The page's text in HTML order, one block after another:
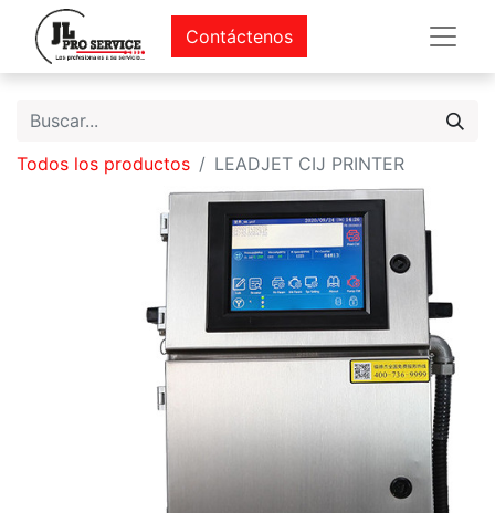
Contáctenos
Todos los productos LEADJET CIJ PRINTER